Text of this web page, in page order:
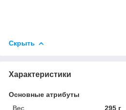
Скрыть
Характеристики
Основные атрибуты
Вес
295 г